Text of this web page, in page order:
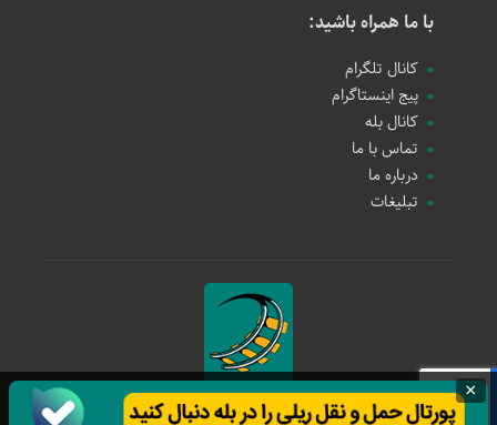
با ما همراه باشید:
کانال تلگرام
پیج اینستاگرام
کانال بله
تماس با ما
درباره ما
تبلیغات
حمل و نقل ریلی
×